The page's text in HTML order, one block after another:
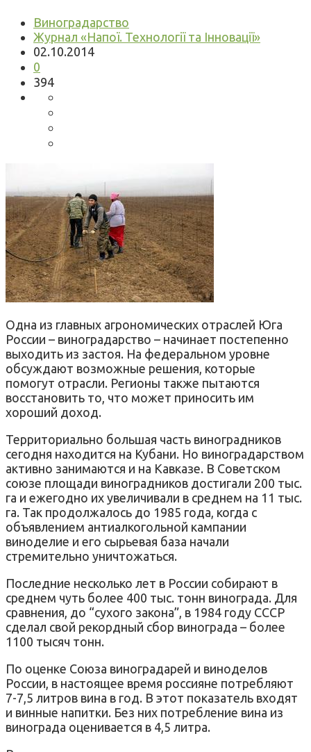
Виноградарство
Журнал «Напої. Технології та Інновації»
02.10.2014
0
394
Одна из главных агрономических отраслей Юга
России – виноградарство – начинает постепенно
выходить из застоя. На федеральном уровне
обсуждают возможные решения, которые
помогут отрасли. Регионы также пытаются
восстановить то, что может приносить им
хороший доход.
Территориально большая часть виноградников
сегодня находится на Кубани. Но виноградарством
активно занимаются и на Кавказе. В Советском
союзе площади виноградников достигали 200 тыс.
га и ежегодно их увеличивали в среднем на 11 тыс.
га. Так продолжалось до 1985 года, когда с
объявлением антиалкогольной кампании
виноделие и его сырьевая база начали
стремительно уничтожаться.
Последние несколько лет в России собирают в
среднем чуть более 400 тыс. тонн винограда. Для
сравнения, до “сухого закона”, в 1984 году СССР
сделал свой рекордный сбор винограда – более
1100 тысяч тонн.
По оценке Союза виноградарей и виноделов
России, в настоящее время россияне потребляют
7-7,5 литров вина в год. В этот показатель входят
и винные напитки. Без них потребление вина из
винограда оценивается в 4,5 литра.